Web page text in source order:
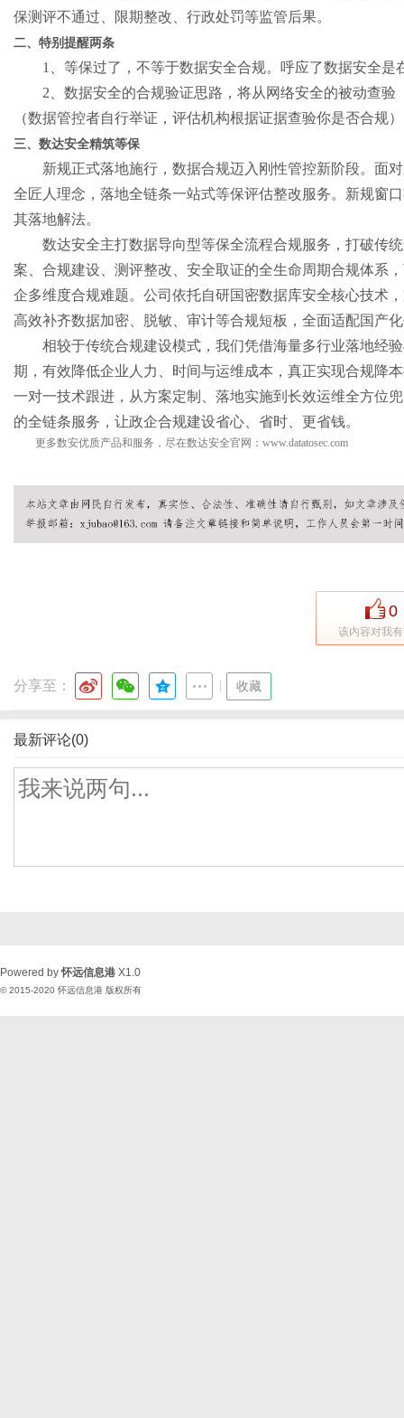
保测评不通过、限期整改、行政处罚等监管后果。
二、特别提醒两条
1
、等保过了，不等于数据安全合规。呼应了数据安全
2 、数据安全的合规验证思路，将从网络安全的被动查
（数据管控者自行举证，评估机构根据证据查验你是否合规
三、数达安全精筑等保
新规正式落地施行，数据合规迈入刚性管控新阶段。面
全匠人理念，落地全链条一站式等保评估整改服务。新规窗
其落地解法。
数达安全主打数据导向型等保全流程合规服务，打破传
案、合规建设、测评整改、安全取证的全生命周期合规体系
企多维度合规难题。公司依托自研国密数据库安全核心技术
高效补齐数据加密、脱敏、审计等合规短板，全面适配国产
相较于传统合规建设模式，我们凭借海量多行业落地经
期，有效降低企业人力、时间与运维成本，真正实现合规降
一对一技术跟进，从方案定制、落地实施到长效运维全方位
的全链条服务，让政企合规建设省心、省时、更省钱。
更多数安优质产品和服务，尽在数达安全官网： www.datatosec.com
0
该内容对我
分享至： 收藏
最新评论(0)
Powered by怀远信息港 X1.0
© 2015-2020 怀远信息港 版权所有